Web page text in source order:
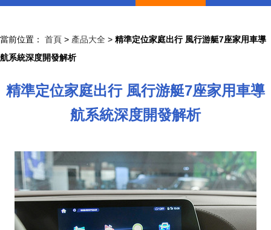
當前位置： 首頁 > 產品大全 > 精準定位家庭出行 風行游艇7座家用車導
航系統深度開發解析
精準定位家庭出行 風行游艇7座家用車導
航系統深度開發解析